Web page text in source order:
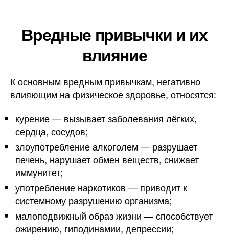
Вредные привычки и их
влияние
К основным вредным привычкам, негативно
влияющим на физическое здоровье, относятся:
курение — вызывает заболевания лёгких,
сердца, сосудов;
злоупотребление алкоголем — разрушает
печень, нарушает обмен веществ, снижает
иммунитет;
употребление наркотиков — приводит к
системному разрушению организма;
малоподвижный образ жизни — способствует
ожирению, гиподинамии, депрессии;